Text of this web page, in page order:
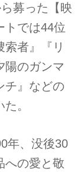
募った【映
トでは44位
者』『リ
陽のガンマ
チ』などの
。
年、没後30
への愛と敬